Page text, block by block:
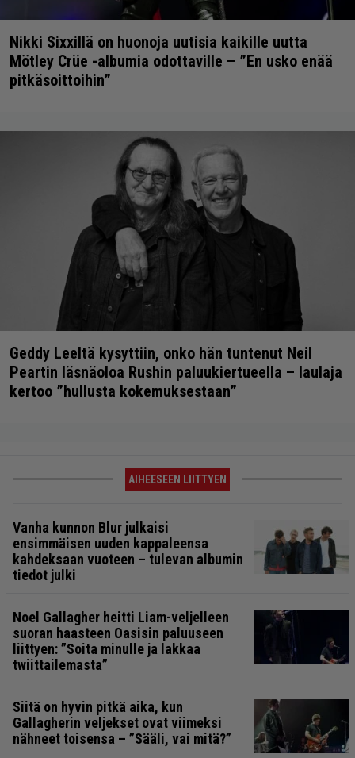
Nikki Sixxillä on huonoja uutisia kaikille uutta
Mötley Crüe -albumia odottaville – ”En usko enää
pitkäsoittoihin”
Geddy Leeltä kysyttiin, onko hän tuntenut Neil
Peartin läsnäoloa Rushin paluukiertueella – laulaja
kertoo ”hullusta kokemuksestaan”
AIHEESEEN LIITTYEN
Vanha kunnon Blur julkaisi
ensimmäisen uuden kappaleensa
kahdeksaan vuoteen – tulevan albumin
tiedot julki
Noel Gallagher heitti Liam-veljelleen
suoran haasteen Oasisin paluuseen
liittyen: ”Soita minulle ja lakkaa
twiittailemasta”
Siitä on hyvin pitkä aika, kun
Gallagherin veljekset ovat viimeksi
nähneet toisensa – ”Sääli, vai mitä?”